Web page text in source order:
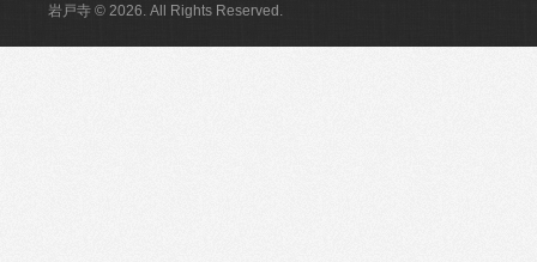
岩戸寺 © 2026. All Rights Reserved.